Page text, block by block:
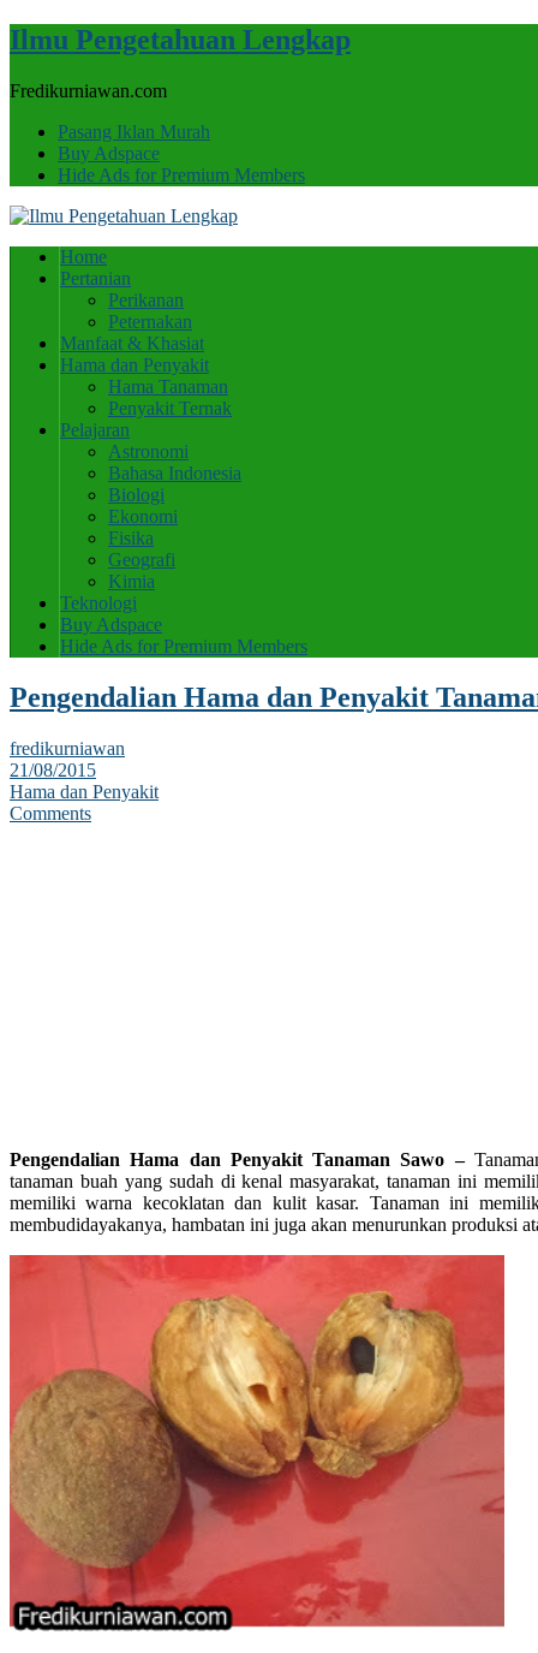
Ilmu Pengetahuan Lengkap
Fredikurniawan.com
Pasang Iklan Murah
Buy Adspace
Hide Ads for Premium Members
Home
Pertanian
Perikanan
Peternakan
Manfaat & Khasiat
Hama dan Penyakit
Hama Tanaman
Penyakit Ternak
Pelajaran
Astronomi
Bahasa Indonesia
Biologi
Ekonomi
Fisika
Geografi
Kimia
Teknologi
Buy Adspace
Hide Ads for Premium Members
Pengendalian Hama dan Penyakit
fredikurniawan
21/08/2015
Hama dan Penyakit
Comments
Pengendalian Hama dan Penyakit Tanaman Sawo –
tanaman buah yang sudah di kenal masyarakat, tanaman ini
memiliki warna kecoklatan dan kulit kasar. Tanaman ini
membudidayakanya, hambatan ini juga akan menurunkan produksi